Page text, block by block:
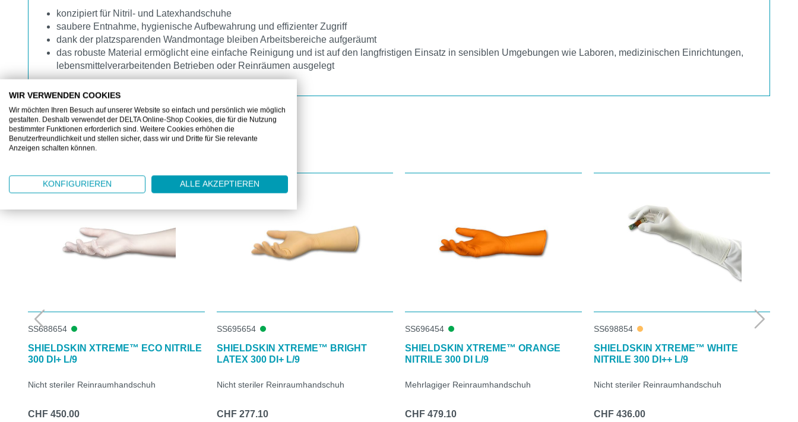
konzipiert für Nitril- und Latexhandschuhe
saubere Entnahme, hygienische Aufbewahrung und effizienter Zugriff
dank der platzsparenden Wandmontage bleiben Arbeitsbereiche aufgeräumt
das robuste Material ermöglicht eine einfache Reinigung und ist auf den langfristigen Einsatz in sensiblen Umgebungen wie Laboren, medizinischen Einrichtungen,
lebensmittelverarbeitenden Betrieben oder Reinräumen ausgelegt
ZUBEHÖR
Produktgalerie überspringen
SS688654
SHIELDSKIN XTREME™ ECO NITRILE
300 DI+ L/9
Nicht steriler Reinraumhandschuh
CHF 450.00
SS695654
SHIELDSKIN XTREME™ BRIGHT
LATEX 300 DI+ L/9
Nicht steriler Reinraumhandschuh
CHF 277.10
SS696454
SHIELDSKIN XTREME™ ORANGE
NITRILE 300 DI L/9
Mehrlagiger Reinraumhandschuh
CHF 479.10
SS698854
SHIELDSKIN XTREME™ WHITE
NITRILE 300 DI++ L/9
Nicht steriler Reinraumhandschuh
CHF 436.00
WIR VERWENDEN COOKIES
Wir möchten Ihren Besuch auf unserer Website so einfach und persönlich wie möglich
gestalten. Deshalb verwendet der DELTA Online-Shop Cookies, die für die Nutzung
bestimmter Funktionen erforderlich sind. Weitere Cookies erhöhen die
Benutzerfreundlichkeit und stellen sicher, dass wir und Dritte für Sie relevante
Anzeigen schalten können.
KONFIGURIEREN ALLE AKZEPTIEREN